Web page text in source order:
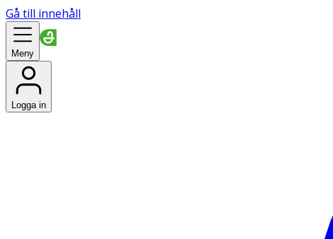
Gå till innehåll
Meny
Logga in